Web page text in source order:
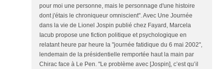
pour moi une personne, mais le personnage d'une histoire
dont j'étais le chroniqueur omniscient". Avec Une Journée
dans la vie de Lionel Jospin publié chez Fayard, Marcela
Iacub propose une fiction politique et psychologique en
relatant heure par heure la "journée fatidique du 6 mai 2002",
lendemain de la présidentielle remportée haut la main par
Chirac face à Le Pen. "Le problème avec [Jospin], c’est qu’il